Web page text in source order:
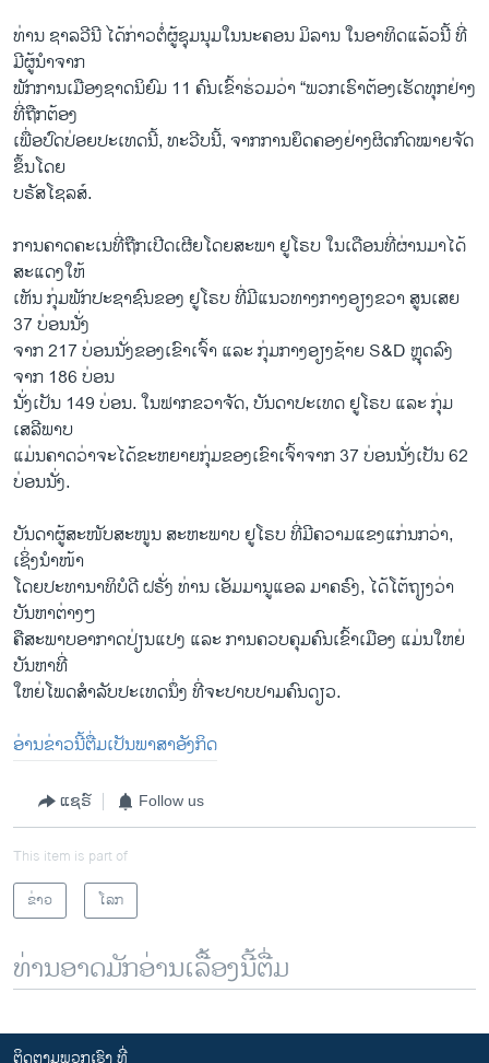
ທ່ານ ຊ​າ​ລ​ວີ​ນີ ໄດ້​ກ່າວ​ຕໍ່​ຜູ້​ຊຸມ​ນຸມ​ໃນ​ນະ​ຄອນ ມິ​ລານ ໃນ​ອາ​ທິດ​ແລ້ວນີ້ ທີ່​
ມີ​ຜູ້​ນຳ​ຈາກ
ພັກການເມືອງຊາດນິຍົມ 11 ຄົນເຂົ້າຮ່ວມວ່າ “ພວກເຮົາຕ້ອງເຮັດທຸກຢ່າງ
ທີ່ຖືກຕ້ອງ
ເພື່ອປົດປ່ອຍປະເທດນີ້, ທະວີບນີ້, ຈາກການຍຶດຄອງຢ່າງຜິດກົດໝາຍຈັດ
ຂຶ້ນໂດຍ
ບຣັສໂຊລສ໌.
ການ​ຄາດ​ຄະ​ເນ​ທີ່​ຖືກ​ເປີດ​ເຜີຍ​ໂດຍ​ສະ​ພາ ຢູ​ໂຣບ ໃນ​ເດືອນ​ທີ່​ຜ່ານ​ມາ​ໄດ້​
ສະ​ແດງ​ໃຫ້
ເຫັນ ກຸ່ມພັກປະຊາຊົນຂອງ ຢູໂຣບ ທີ່ມີແນວທາງກາງອຽງຂວາ ສູນເສຍ
37 ບ່ອນນັ່ງ
ຈາກ 217 ບ່ອນນັ່ງຂອງເຂົາເຈົ້າ ແລະ ກຸ່ມກາງອຽງຊ້າຍ S&D ຫຼຸດລົງ
ຈາກ 186 ບ່ອນ
ນັ່ງເປັນ 149 ບ່ອນ. ໃນຟາກຂວາຈັດ, ບັນດາປະເທດ ຢູໂຣບ ແລະ ກຸ່ມ
ເສລີພາບ
ແມ່ນຄາດວ່າຈະໄດ້ຂະຫຍາຍກຸ່ມຂອງເຂົາເຈົ້າຈາກ 37 ບ່ອນນັ່ງເປັນ 62
ບ່ອນນັ່ງ.
ບັນ​ດາ​ຜູ້​ສະ​ໜັບ​ສະ​ໜູນ ສະ​ຫະ​ພາບ ຢູ​ໂຣບ ທີ່​ມີ​ຄວາມ​ແຂງ​ແກ່ນ​ກວ່າ,
ເຊິ່ງນຳ​ໜ້າ​
ໂດຍປະທານາທິບໍດີ ຝຣັ່ງ ທ່ານ ເອັມມານູແອລ ມາຄຣົງ, ໄດ້ໂຕ້ຖຽງວ່າ
ບັນຫາຕ່າງໆ
ຄືສະພາບອາກາດປ່ຽນແປງ ແລະ ການຄວບຄຸມຄົນເຂົ້າເມືອງ ແມ່ນໃຫຍ່
ບັນຫາທີ່
ໃຫຍ່ໂພດສຳລັບປະເທດນຶ່ງ ທີ່ຈະປາບປາມຄົນດຽວ.
ອ່ານ​ຂ່າວນີ້​ຕື່ມ​ເປັນ​ພາ​ສາ​ອັງ​ກິດ
ແຊຣ໌ Follow us
This item is part of
ຂ່າວ
ໂລກ
ທ່ານອາດມັກອ່ານເລື້ອງນີ້ຕື່ມ
ຕິດຕາມພວກເຮົາ ທີ່